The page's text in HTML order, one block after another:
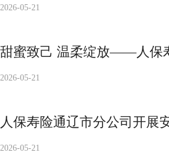
2026-05-21
甜蜜致己 温柔绽放——人保
2026-05-21
人保寿险通辽市分公司开展
2026-05-21